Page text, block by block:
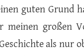
guten Grund
großen
als nur